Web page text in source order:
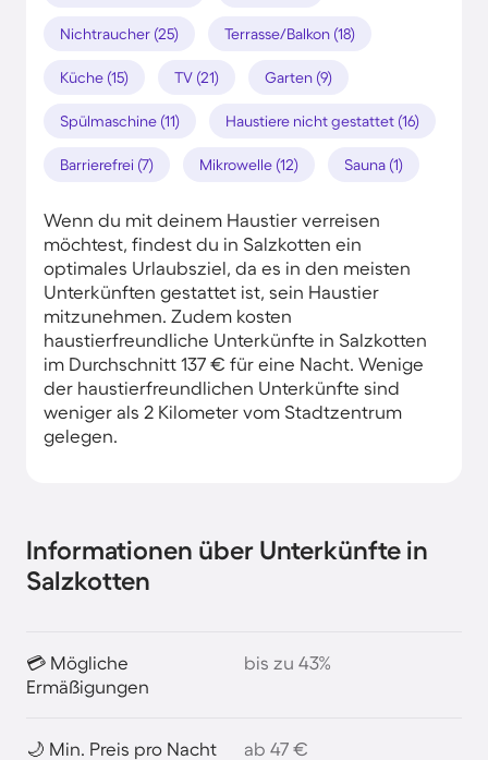
Nichtraucher (25) Terrasse/Balkon (18)
Küche (15) TV (21) Garten (9)
Spülmaschine (11) Haustiere nicht gestattet (16)
Barrierefrei (7) Mikrowelle (12) Sauna (1)
Wenn du mit deinem Haustier verreisen
möchtest, findest du in Salzkotten ein
optimales Urlaubsziel, da es in den meisten
Unterkünften gestattet ist, sein Haustier
mitzunehmen. Zudem kosten
haustierfreundliche Unterkünfte in Salzkotten
im Durchschnitt 137 € für eine Nacht. Wenige
der haustierfreundlichen Unterkünfte sind
weniger als 2 Kilometer vom Stadtzentrum
gelegen.
Informationen über Unterkünfte in
Salzkotten
💳 Mögliche
Ermäßigungen
bis zu 43%
🌙 Min. Preis pro Nacht ab 47 €